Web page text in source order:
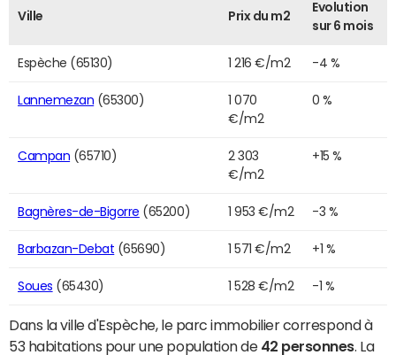
Ville Prix du m2
Evolution
sur 6 mois
Espèche (65130) 1 216 €/m2 -4 %
Lannemezan (65300)
1 070
€/m2
0 %
Campan (65710)
2 303
€/m2
+15 %
Bagnères-de-Bigorre (65200) 1 953 €/m2 -3 %
Barbazan-Debat (65690) 1 571 €/m2 +1 %
Soues (65430) 1 528 €/m2 -1 %
Dans la ville d'Espèche, le parc immobilier correspond à
53 habitations pour une population de 42 personnes . La